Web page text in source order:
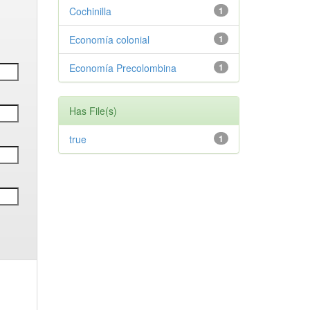
1
Cochinilla
1
Economía colonial
1
Economía Precolombina
Has File(s)
1
true